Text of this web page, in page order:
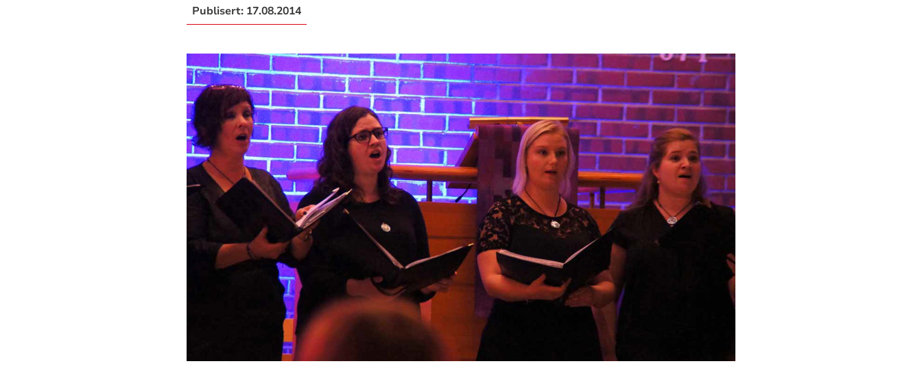
Publisert: 17.08.2014